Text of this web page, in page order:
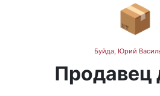
📦
Буйда, Юрий
Продавец